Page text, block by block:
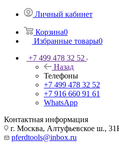
Личный кабинет
Корзина0
Избранные товары0
+7 499 478 32 52
Назад
Телефоны
+7 499 478 32 52
+7 916 660 91 61
WhatsApp
Контактная информация
г. Москва, Алтуфьевское ш.,
pferdtools@inbox.ru